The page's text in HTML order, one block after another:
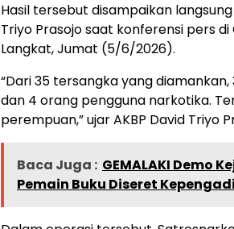
Hasil tersebut disampaikan
Triyo Prasojo saat konferensi pers
Langkat, Jumat (5/6/2026).
“Dari 35 tersangka yang
dan 4 orang pengguna narkotika.
perempuan,” ujar AKBP David Triyo
Baca Juga : GEMALAKI Demo
Pemain Buku Diseret